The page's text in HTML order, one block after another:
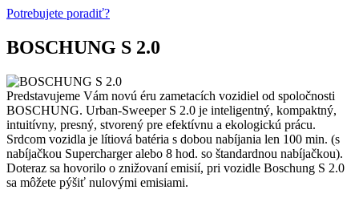
Potrebujete poradiť?
BOSCHUNG S 2.0
Predstavujeme Vám novú éru zametacích vozidiel od spoločnosti
BOSCHUNG. Urban-Sweeper S 2.0 je inteligentný, kompaktný,
intuitívny, presný, stvorený pre efektívnu a ekologickú prácu.
Srdcom vozidla je lítiová batéria s dobou nabíjania len 100 min. (s
nabíjačkou Supercharger alebo 8 hod. so štandardnou nabíjačkou).
Doteraz sa hovorilo o znižovaní emisií, pri vozidle Boschung S 2.0
sa môžete pýšiť nulovými emisiami.